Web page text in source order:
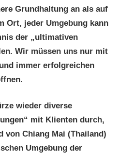
Grundhaltung an als auf
Ort, jeder Umgebung kann
der „ultimativen
Wir müssen uns nur mit
immer erfolgreichen
wieder diverse
mit Klienten durch,
von Chiang Mai (Thailand)
Umgebung der